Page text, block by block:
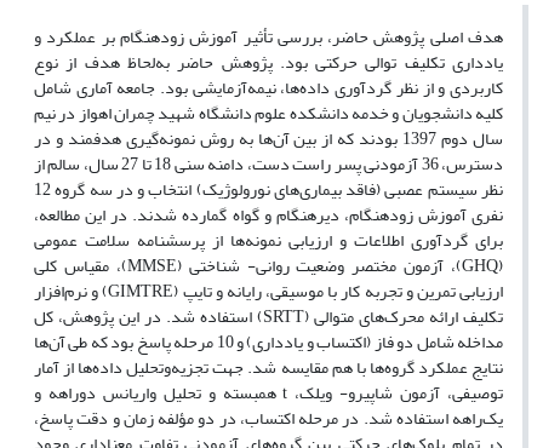
هدف اصلی پژوهش حاضر، بررسی تأثیر آموزش زودهنگام بر عملکرد و
یادداری تکلیف توالی حرکتی بود. پژوهش حاضر به‌لحاظ هدف از نوع
کاربردی و از نظر گردآوری داده‌ها، نیمه‌آزمایشی بود. جامعه آماری شامل
کلیه دانشجویان و خدمه دانشکده علوم دانشگاه شهید چمران اهواز در نیم
سال دوم 1397 بودند که از بین آن‌ها به روش نمونه‌گیری هدفمند و در
دسترس، 36 آزمودنی پسر راست دست، دامنه سنی 18 تا 27 سال، سالم از
نظر سیستم عصبی (فاقد بیماری‌های نورولوژیک) انتخاب و در سه گروه 12
نفری آموزش زودهنگام، دیرهنگام و گواه گمارده شدند. در این مطالعه،
برای گردآوری اطلاعات و ارزیابی نمونه‌ها از پرسشنامه سلامت عمومی
(GHQ)، آزمون مختصر وضعیت روانی- شناختی (MMSE)، مقیاس کلی
ارزیابی تمرین و تجربه کار با موسیقی، رایانه و تایپ (GIMTRE) و نرم‌افزار
تکلیف ارائه محرک‌های متوالی (SRTT) استفاده شد. در این پژوهش، کل
مداخله شامل دو فاز (اکتساب و یادداری) و 10 مرحله پاسخ بود که طی آن‌ها
نتایج عملکرد گروه‌ها با هم مقایسه شد. جهت تجزیه‌وتحلیل داده‌ها از آمار
توصیفی، آزمون شاپیرو- ویلک، t همبسته و تحلیل واریانس دوراهه و
یک‌راهه استفاده شد. در مرحله اکتساب، در دو مؤلفه زمان و دقت پاسخ،